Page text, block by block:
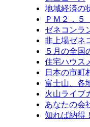
地域経済の
ＰＭ２．
ゼネコンラ
非上場ゼネ
５月の全国
住宅ハウス
日本の市町
富士山、各
火山ライブ
あなたの会
知れば納得